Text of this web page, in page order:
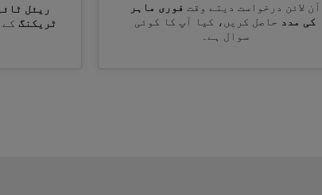
آن لائن درخواست دیتے وقت فوری ماہر
کی مدد حاصل کریں، کیا آپ کا کوئی
سوال ہے۔
ریئل
ٹریکنگ